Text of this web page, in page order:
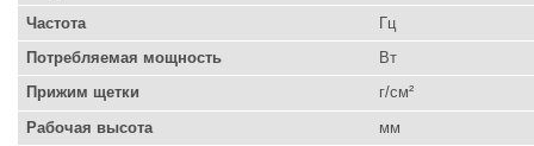
Частота
Гц
Потребляемая мощность
Вт
Прижим щетки
г/см²
Рабочая высота
мм